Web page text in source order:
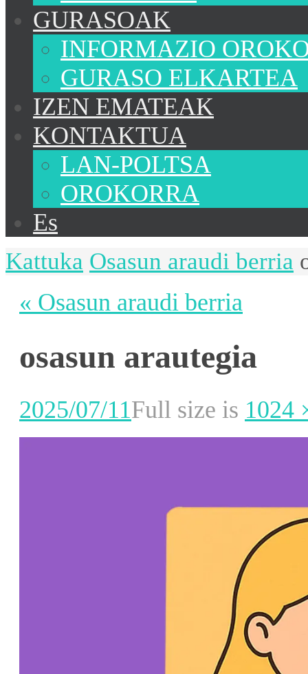
GURASOAK
INFORMAZIO
GURASO ELKARTEA
IZEN EMATEAK
KONTAKTUA
LAN-POLTSA
OROKORRA
Es
Kattuka Osasun araudi berria
« Osasun araudi berria
osasun arautegia
2025/07/11Full size is 1024